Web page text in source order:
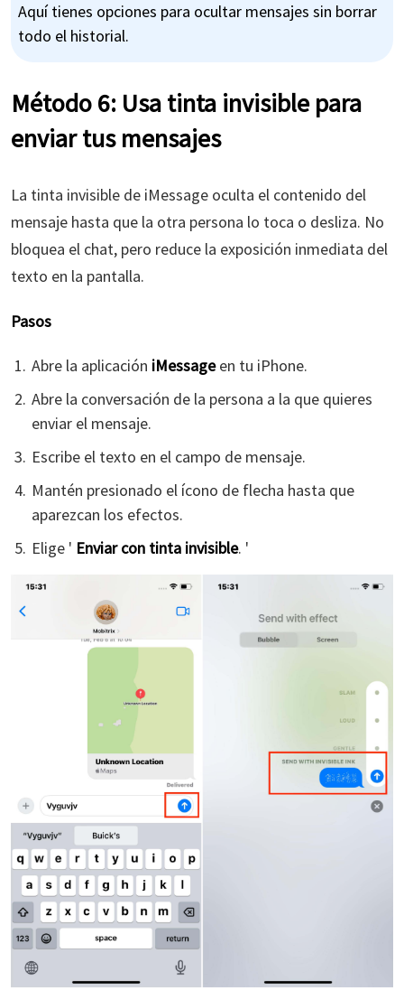
Aquí tienes opciones para ocultar mensajes sin borrar
todo el historial.
Método 6: Usa tinta invisible para
enviar tus mensajes
La tinta invisible de iMessage oculta el contenido del
mensaje hasta que la otra persona lo toca o desliza. No
bloquea el chat, pero reduce la exposición inmediata del
texto en la pantalla.
Pasos
Abre la aplicación iMessageen tu iPhone.
Abre la conversación de la persona a la que quieres
enviar el mensaje.
Escribe el texto en el campo de mensaje.
Mantén presionado el ícono de flecha hasta que
aparezcan los efectos.
Elige ' Enviar con tinta invisible. '